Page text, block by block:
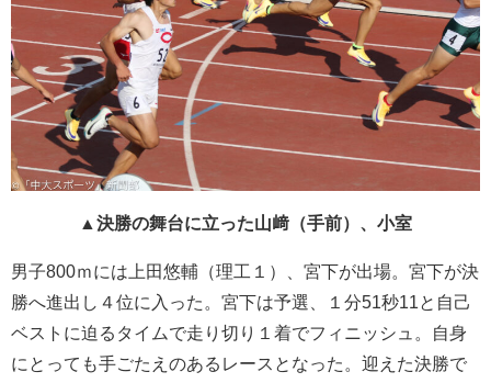
▲決勝の舞台に立った山﨑（手前）、小室
男子800ｍには上田悠輔（理工１）、宮下が出場。宮下が決
勝へ進出し４位に入った。宮下は予選、１分51秒11と自己
ベストに迫るタイムで走り切り１着でフィニッシュ。自身
にとっても手ごたえのあるレースとなった。迎えた決勝で